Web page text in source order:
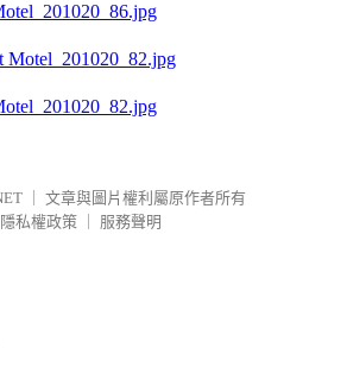
文章與圖片權利屬原作者所有
隱私權政策
服務聲明